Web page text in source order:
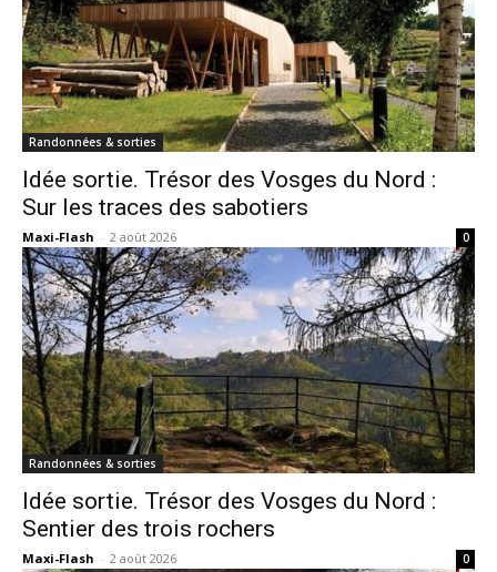
Randonnées & sorties
Idée sortie. Trésor des Vosges du Nord :
Sur les traces des sabotiers
Maxi-Flash - 2 août 2026 0
Randonnées & sorties
Idée sortie. Trésor des Vosges du Nord :
Sentier des trois rochers
Maxi-Flash - 2 août 2026 0